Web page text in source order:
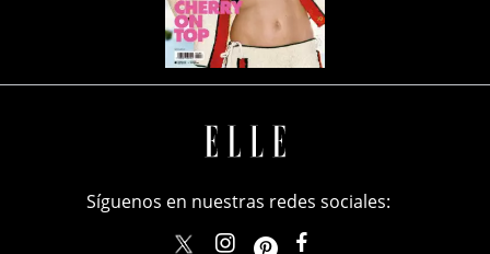
Síguenos en nuestras redes sociales:
elle_mexicoellemexico